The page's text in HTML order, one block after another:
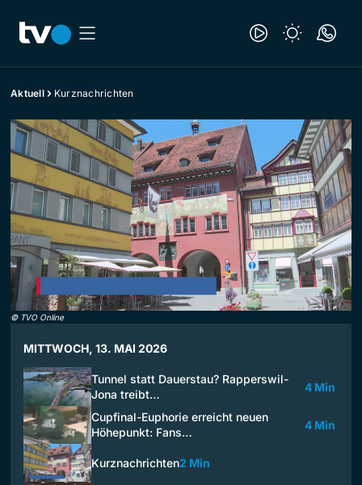
Aktuell Kurznachrichten
© TVO Online
MITTWOCH, 13. MAI 2026
Tunnel statt Dauerstau? Rapperswil-
Jona treibt…
4 Min
Cupfinal-Euphorie erreicht neuen
Höhepunkt: Fans…
4 Min
Kurznachrichten2 Min